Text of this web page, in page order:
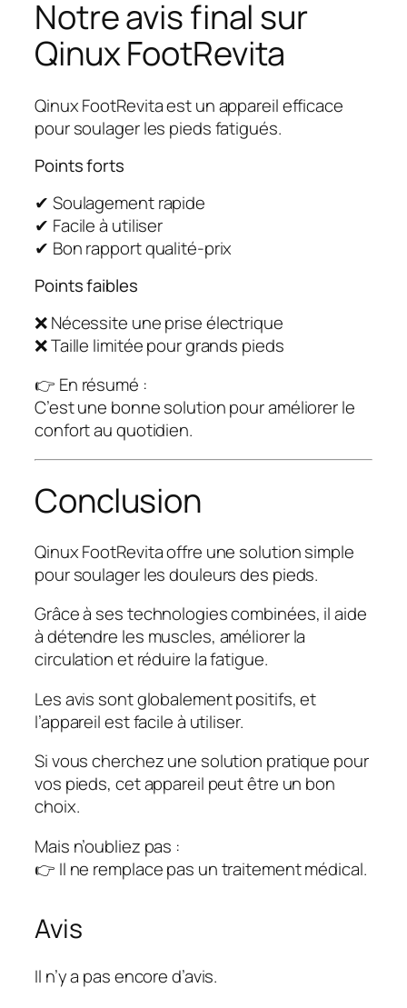
Notre avis final sur
Qinux FootRevita
Qinux FootRevita est un appareil efficace
pour soulager les pieds fatigués.
Points forts
✔ Soulagement rapide
✔ Facile à utiliser
✔ Bon rapport qualité-prix
Points faibles
❌ Nécessite une prise électrique
❌ Taille limitée pour grands pieds
👉 En résumé :
C’est une bonne solution pour améliorer le
confort au quotidien.
Conclusion
Qinux FootRevita offre une solution simple
pour soulager les douleurs des pieds.
Grâce à ses technologies combinées, il aide
à détendre les muscles, améliorer la
circulation et réduire la fatigue.
Les avis sont globalement positifs, et
l’appareil est facile à utiliser.
Si vous cherchez une solution pratique pour
vos pieds, cet appareil peut être un bon
choix.
Mais n’oubliez pas :
👉 Il ne remplace pas un traitement médical.
Avis
Il n’y a pas encore d’avis.